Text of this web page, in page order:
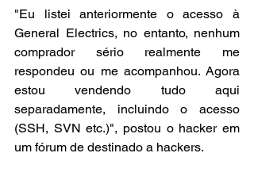
"Eu listei anteriormente o acesso à
General Electrics, no entanto, nenhum
comprador sério realmente me
respondeu ou me acompanhou. Agora
estou vendendo tudo aqui
separadamente, incluindo o acesso
(SSH, SVN etc.)", postou o hacker em
um fórum de destinado a hackers.